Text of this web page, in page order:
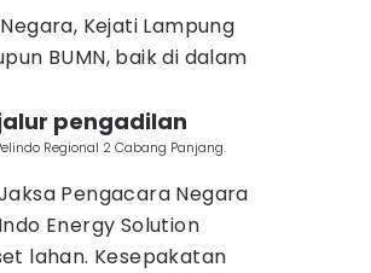
Kejati Lampung
BUMN, baik di dalam
pengadilan
Regional 2 Cabang Panjang.
Pengacara Negara
Energy Solution
lahan. Kesepakatan